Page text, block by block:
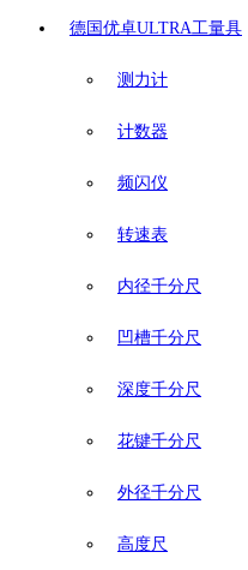
德国优卓ULTRA工量具
测力计
计数器
频闪仪
转速表
内径千分尺
凹槽千分尺
深度千分尺
花键千分尺
外径千分尺
高度尺